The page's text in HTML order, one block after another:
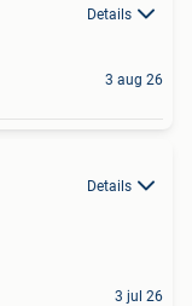
Details
3 aug 26
Details
3 jul 26